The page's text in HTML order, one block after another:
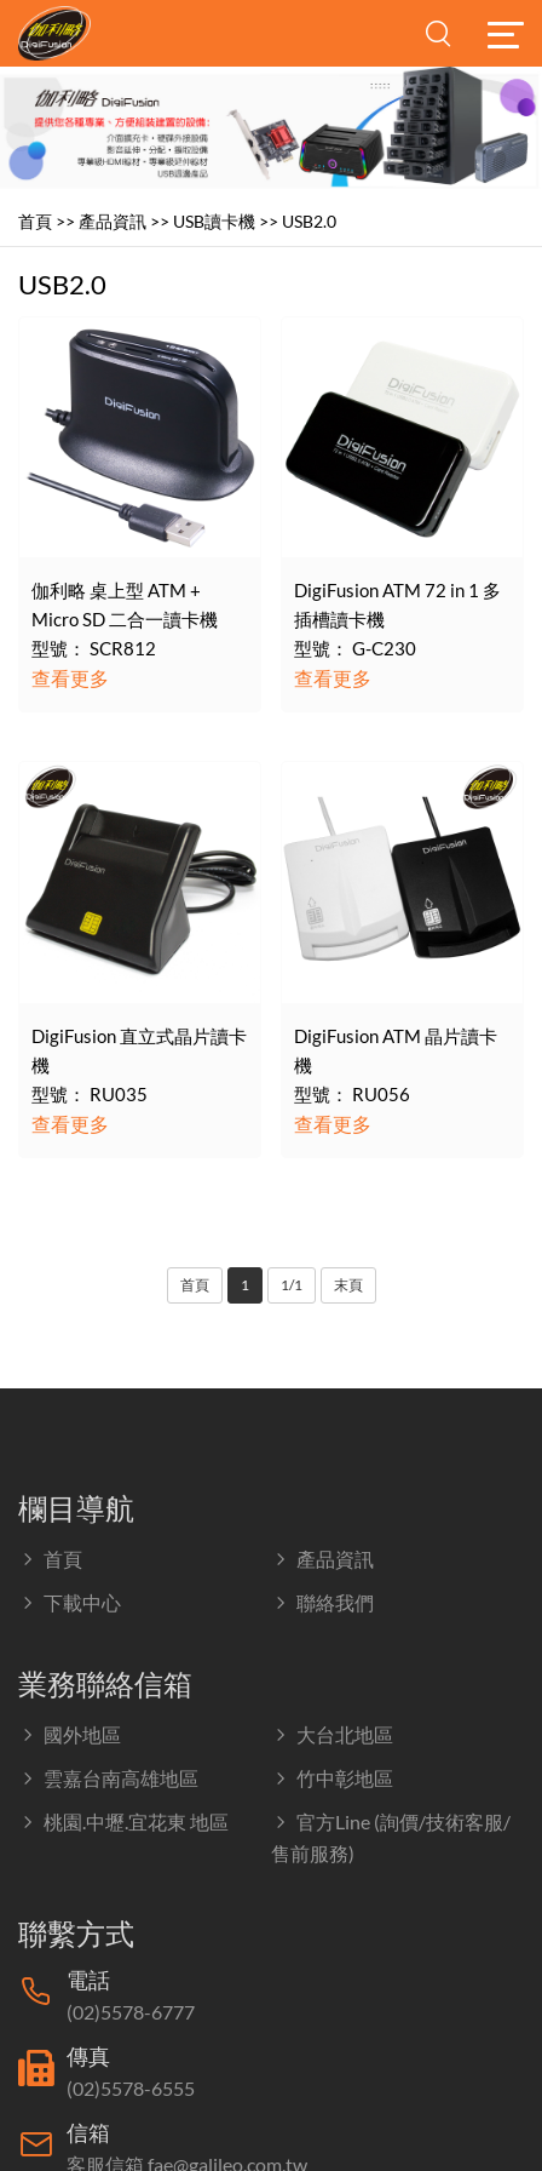
首頁 >> 產品資訊 >> USB讀卡機 >> USB2.0
USB2.0
伽利略 桌上型 ATM +
Micro SD 二合一讀卡機
型號： SCR812
查看更多
DigiFusion ATM 72 in 1 多
插槽讀卡機
型號： G-C230
查看更多
DigiFusion 直立式晶片讀卡
機
型號： RU035
查看更多
DigiFusion ATM 晶片讀卡
機
型號： RU056
查看更多
首頁 1 1/1 末頁
欄目導航
首頁
產品資訊
下載中心
聯絡我們
業務聯絡信箱
國外地區
大台北地區
雲嘉台南高雄地區
竹中彰地區
桃園.中壢.宜花東 地區
官方Line (詢價/技術客服/
售前服務)
聯繫方式
電話
(02)5578-6777
傳真
(02)5578-6555
信箱
客服信箱 fae@galileo.com.tw